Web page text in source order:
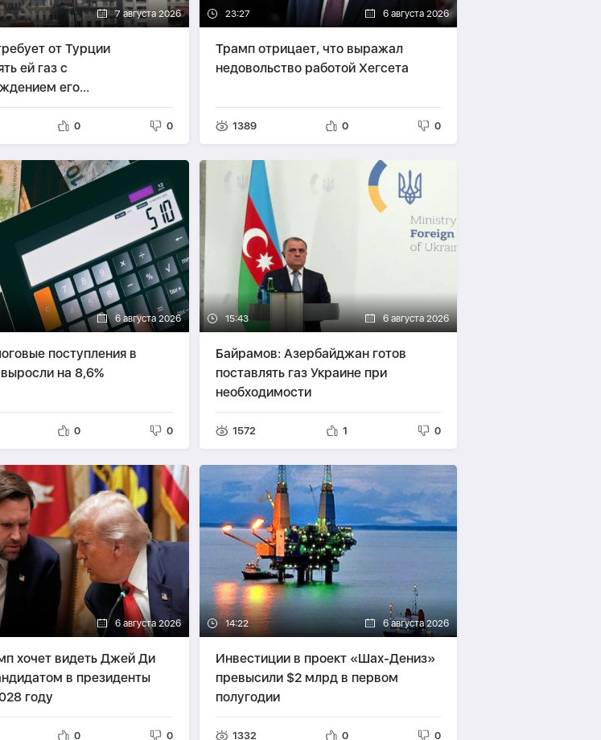
7 августа 2026
от Турции
ей газ с
его
0 0
23:27 6 августа 2026
Трамп отрицает, что выражал
недовольство работой Хегсета
1389 0 0
6 августа 2026
поступления в
на 8,6%
0 0
15:43 6 августа 2026
Байрамов: Азербайджан готов
поставлять газ Украине при
необходимости
1572 1 0
6 августа 2026
хочет видеть Джей Ди
в президенты
году
0 0
14:22 6 августа 2026
Инвестиции в проект «Шах-Дениз»
превысили $2 млрд в первом
полугодии
1332 0 0